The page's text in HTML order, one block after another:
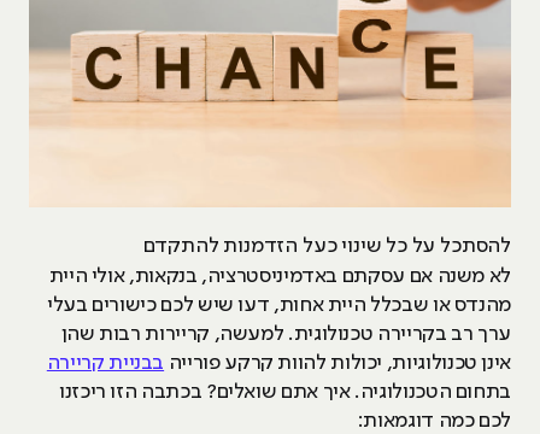
להסתכל על כל שינוי כעל הזדמנות להתקדם
לא משנה אם עסקתם באדמיניסטרציה, בנקאות, אולי היית
מהנדס או שבכלל היית אחות, דעו שיש לכם כישורים בעלי
ערך רב בקריירה טכנולוגית. למעשה, קריירות רבות שהן
אינן טכנולוגיות, יכולות להוות קרקע פורייה בבניית קריירה
בתחום הטכנולוגיה. איך אתם שואלים? בכתבה הזו ריכזנו
לכם כמה דוגמאות: